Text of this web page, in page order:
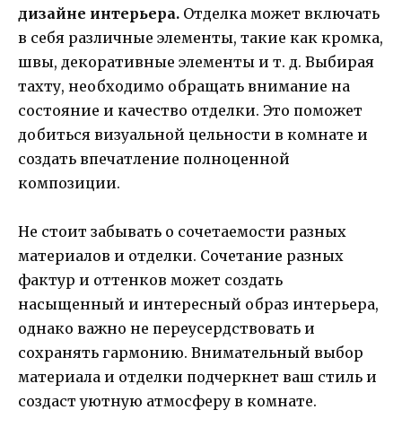
дизайне интерьера. Отделка может включать
в себя различные элементы, такие как кромка,
швы, декоративные элементы и т. д. Выбирая
тахту, необходимо обращать внимание на
состояние и качество отделки. Это поможет
добиться визуальной цельности в комнате и
создать впечатление полноценной
композиции.
Не стоит забывать о сочетаемости разных
материалов и отделки. Сочетание разных
фактур и оттенков может создать
насыщенный и интересный образ интерьера,
однако важно не переусердствовать и
сохранять гармонию. Внимательный выбор
материала и отделки подчеркнет ваш стиль и
создаст уютную атмосферу в комнате.